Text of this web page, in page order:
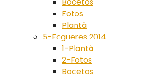
Fotos
Plantà
5-Fogueres 2014
1-Plantà
2-Fotos
Bocetos